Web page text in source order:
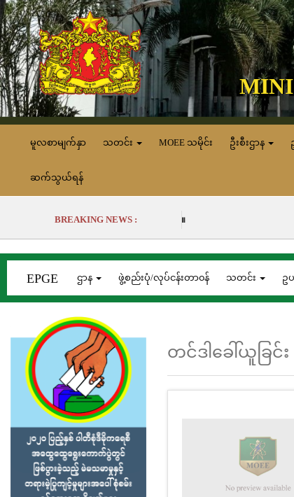
မူလစာမျက်နှာ သတင်း MOEE သမိုင်း ဦးစီးဌာန
ဆက်သွယ်ရန်
BREAKING NEWS :
EPGE ဌာန ဖွဲ့စည်းပုံ/လုပ်ငန်းတာ၀န် သတင်း ဥ
တင်ဒါခေါ်ယူခြင်း